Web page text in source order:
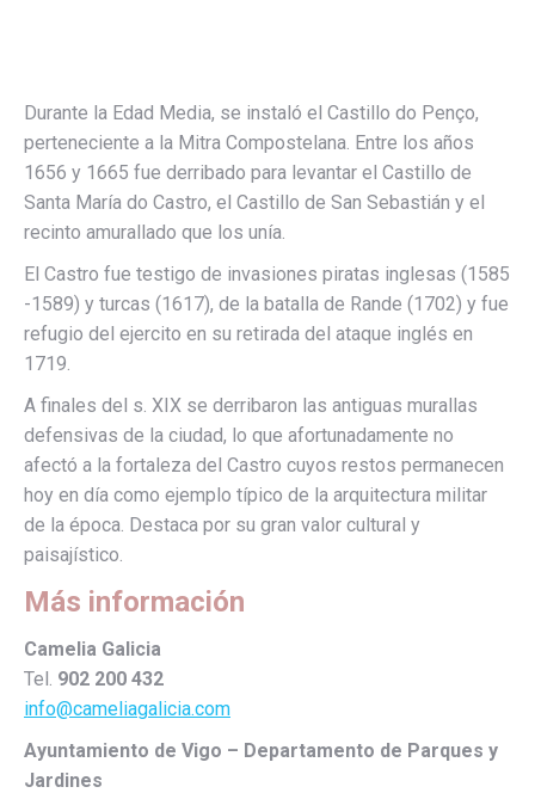
Durante la Edad Media, se instaló el Castillo do Penço,
perteneciente a la Mitra Compostelana. Entre los años
1656 y 1665 fue derribado para levantar el Castillo de
Santa María do Castro, el Castillo de San Sebastián y el
recinto amurallado que los unía.
El Castro fue testigo de invasiones piratas inglesas (1585
-1589) y turcas (1617), de la batalla de Rande (1702) y fue
refugio del ejercito en su retirada del ataque inglés en
1719.
A finales del s. XIX se derribaron las antiguas murallas
defensivas de la ciudad, lo que afortunadamente no
afectó a la fortaleza del Castro cuyos restos permanecen
hoy en día como ejemplo típico de la arquitectura militar
de la época. Destaca por su gran valor cultural y
paisajístico.
Más información
Camelia Galicia
Tel. 902 200 432
info@cameliagalicia.com
Ayuntamiento de Vigo – Departamento de Parques y
Jardines